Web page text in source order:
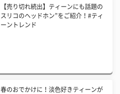
【売り切れ続出】ティーンにも話題の
スリコのヘッドホン”をご紹介！#ティ
ーントレンド
春のおでかけに！淡色好きティーンが